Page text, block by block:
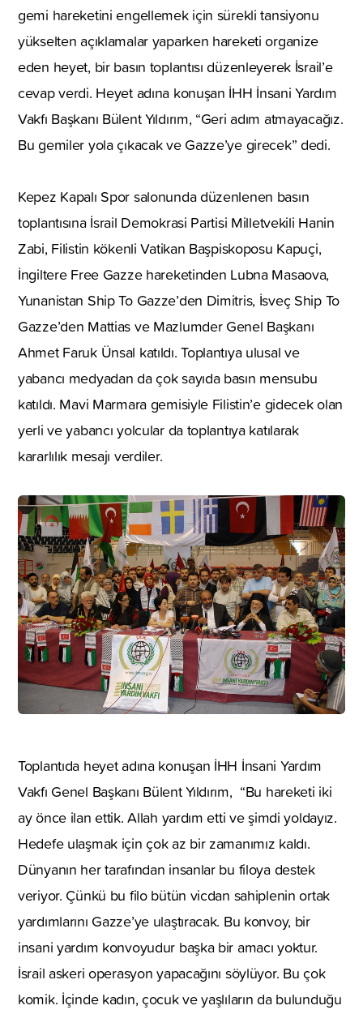
gemi hareketini engellemek için sürekli tansiyonu
yükselten açıklamalar yaparken hareketi organize
eden heyet, bir basın toplantısı düzenleyerek İsrail’e
cevap verdi. Heyet adına konuşan İHH İnsani Yardım
Vakfı Başkanı Bülent Yıldırım, “Geri adım atmayacağız.
Bu gemiler yola çıkacak ve Gazze’ye girecek” dedi.
Kepez Kapalı Spor salonunda düzenlenen basın
toplantısına İsrail Demokrasi Partisi Milletvekili Hanin
Zabi, Filistin kökenli Vatikan Başpiskoposu Kapuçi,
İngiltere Free Gazze hareketinden Lubna Masaova,
Yunanistan Ship To Gazze’den Dimitris, İsveç Ship To
Gazze’den Mattias ve Mazlumder Genel Başkanı
Ahmet Faruk Ünsal katıldı. Toplantıya ulusal ve
yabancı medyadan da çok sayıda basın mensubu
katıldı. Mavi Marmara gemisiyle Filistin’e gidecek olan
yerli ve yabancı yolcular da toplantıya katılarak
kararlılık mesajı verdiler.
Toplantıda heyet adına konuşan İHH İnsani Yardım
Vakfı Genel Başkanı Bülent Yıldırım, “Bu hareketi iki
ay önce ilan ettik. Allah yardım etti ve şimdi yoldayız.
Hedefe ulaşmak için çok az bir zamanımız kaldı.
Dünyanın her tarafından insanlar bu filoya destek
veriyor. Çünkü bu filo bütün vicdan sahiplenin ortak
yardımlarını Gazze’ye ulaştıracak. Bu konvoy, bir
insani yardım konvoyudur başka bir amacı yoktur.
İsrail askeri operasyon yapacağını söylüyor. Bu çok
komik. İçinde kadın, çocuk ve yaşlıların da bulunduğu